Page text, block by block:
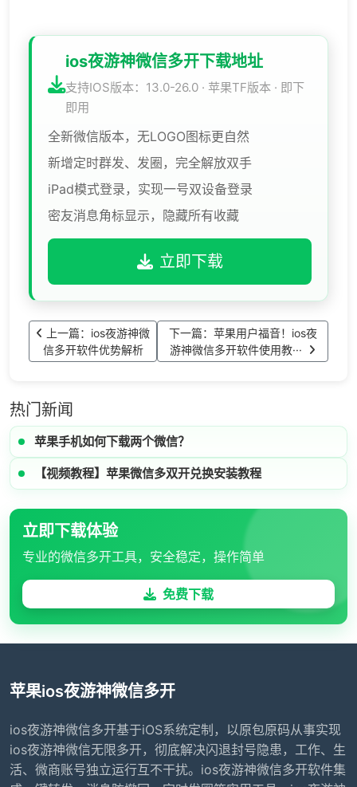
ios夜游神微信多开下载地址
支持IOS版本：13.0-26.0 · 苹果TF版本 · 即下
即用
全新微信版本，无LOGO图标更自然
新增定时群发、发圈，完全解放双手
iPad模式登录，实现一号双设备登录
密友消息角标显示，隐藏所有收藏
立即下载
上一篇：ios夜游神微
信多开软件优势解析
下一篇：苹果用户福音！ios夜
游神微信多开软件使用教···
热门新闻
苹果手机如何下载两个微信？
【视频教程】苹果微信多双开兑换安装教程
立即下载体验
专业的微信多开工具，安全稳定，操作简单
免费下载
苹果ios夜游神微信多开
ios夜游神微信多开基于iOS系统定制，以原包原码从事实现
ios夜游神微信无限多开，彻底解决闪退封号隐患，工作、生
活、微商账号独立运行互不干扰。ios夜游神微信多开软件集